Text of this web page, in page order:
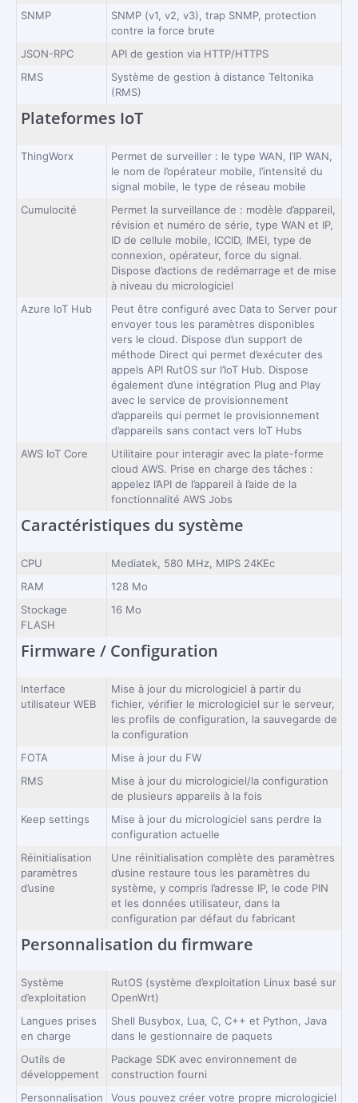
SNMP
SNMP (v1, v2, v3), trap SNMP, protection
contre la force brute
JSON-RPC
API de gestion via HTTP/HTTPS
RMS
Système de gestion à distance Teltonika
(RMS)
Plateformes IoT
ThingWorx
Permet de surveiller : le type WAN, l’IP WAN,
le nom de l’opérateur mobile, l’intensité du
signal mobile, le type de réseau mobile
Cumulocité
Permet la surveillance de : modèle d’appareil,
révision et numéro de série, type WAN et IP,
ID de cellule mobile, ICCID, IMEI, type de
connexion, opérateur, force du signal.
Dispose d’actions de redémarrage et de mise
à niveau du micrologiciel
Azure IoT Hub
Peut être configuré avec Data to Server pour
envoyer tous les paramètres disponibles
vers le cloud. Dispose d’un support de
méthode Direct qui permet d’exécuter des
appels API RutOS sur l’IoT Hub. Dispose
également d’une intégration Plug and Play
avec le service de provisionnement
d’appareils qui permet le provisionnement
d’appareils sans contact vers IoT Hubs
AWS IoT Core
Utilitaire pour interagir avec la plate-forme
cloud AWS. Prise en charge des tâches :
appelez l’API de l’appareil à l’aide de la
fonctionnalité AWS Jobs
Caractéristiques du système
CPU
Mediatek, 580 MHz, MIPS 24KEc
RAM
128 Mo
Stockage
FLASH
16 Mo
Firmware / Configuration
Interface
utilisateur WEB
Mise à jour du micrologiciel à partir du
fichier, vérifier le micrologiciel sur le serveur,
les profils de configuration, la sauvegarde de
la configuration
FOTA
Mise à jour du FW
RMS
Mise à jour du micrologiciel/la configuration
de plusieurs appareils à la fois
Keep settings
Mise à jour du micrologiciel sans perdre la
configuration actuelle
Réinitialisation
paramètres
d’usine
Une réinitialisation complète des paramètres
d’usine restaure tous les paramètres du
système, y compris l’adresse IP, le code PIN
et les données utilisateur, dans la
configuration par défaut du fabricant
Personnalisation du firmware
Système
d’exploitation
RutOS (système d’exploitation Linux basé sur
OpenWrt)
Langues prises
en charge
Shell Busybox, Lua, C, C++ et Python, Java
dans le gestionnaire de paquets
Outils de
développement
Package SDK avec environnement de
construction fourni
Personnalisation
Vous pouvez créer votre propre micrologiciel